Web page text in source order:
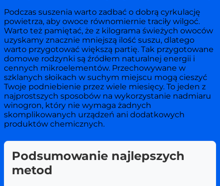
Podczas suszenia warto zadbać o dobrą cyrkulację
powietrza, aby owoce równomiernie traciły wilgoć.
Warto też pamiętać, że z kilograma świeżych owoców
uzyskamy znacznie mniejszą ilość suszu, dlatego
warto przygotować większą partię. Tak przygotowane
domowe rodzynki są źródłem naturalnej energii i
cennych mikroelementów. Przechowywane w
szklanych słoikach w suchym miejscu mogą cieszyć
Twoje podniebienie przez wiele miesięcy. To jeden z
najprostszych sposobów na wykorzystanie nadmiaru
winogron, który nie wymaga żadnych
skomplikowanych urządzeń ani dodatkowych
produktów chemicznych.
Podsumowanie najlepszych
metod